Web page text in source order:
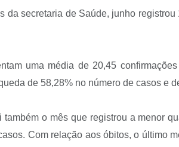
secretaria de Saúde, junho
uma média de 20,45
de 58,28% no número de casos e
o mês que registrou a menor
Com relação aos óbitos, o último